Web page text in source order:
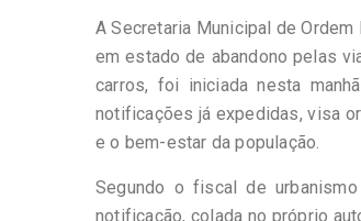
A Secretaria Municipal de
em estado de abandono pelas
carros, foi iniciada nesta
notificações já expedidas, visa
e o bem-estar da população.
Segundo o fiscal de
notificação, colada no próprio